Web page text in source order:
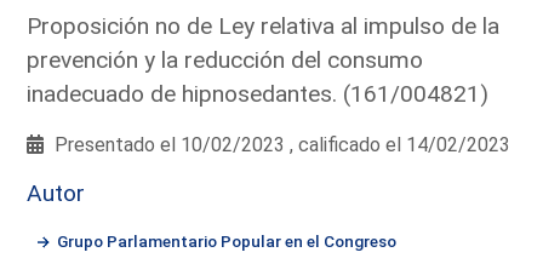
Proposición no de Ley relativa al impulso de la
prevención y la reducción del consumo
inadecuado de hipnosedantes. (161/004821)
Presentado el 10/02/2023 , calificado el 14/02/2023
Autor
Grupo Parlamentario Popular en el Congreso